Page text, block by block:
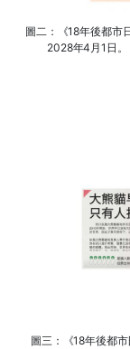
圖二：《18年後都市
2028年4月1日。
圖三：《18年後都